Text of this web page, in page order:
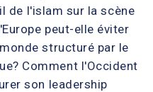
de l'islam sur la scène
peut-elle éviter
structuré par le
Comment l'Occident
son leadership